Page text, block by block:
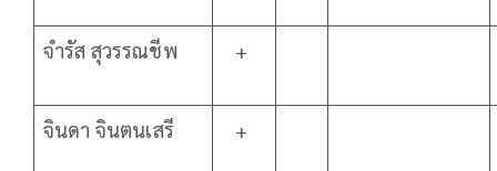
จำรัส สุวรรณชีพ +
จินดา จินตนเสรี +